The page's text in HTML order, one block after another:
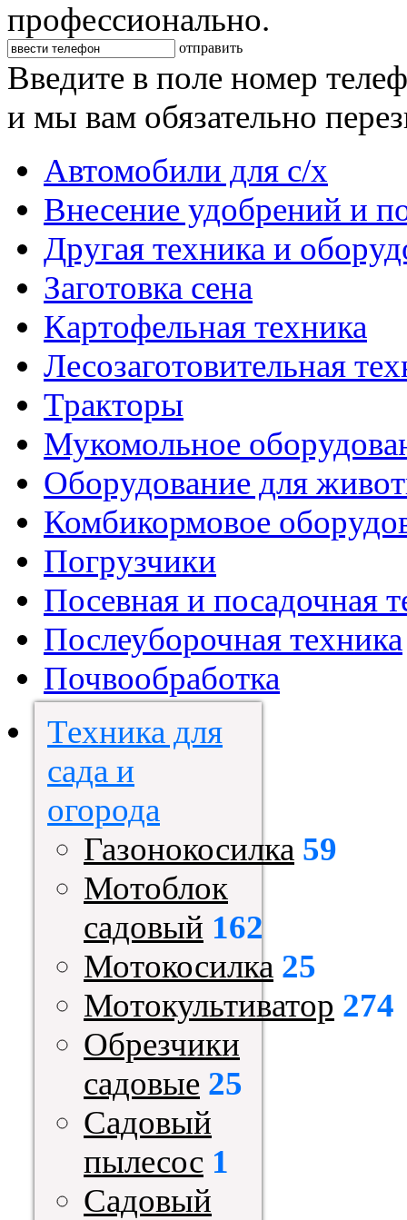
профессионально.
отправить
Введите в поле номер
и мы вам обязательно
Автомобили для с/х
Внесение удобрений и
Другая техника и
Заготовка сена
Картофельная техника
Лесозаготовительная
Тракторы
Мукомольное
Оборудование для
Комбикормовое
Погрузчики
Посевная и посадочная
Послеуборочная техника
Почвообработка
Техника для
сада и
огорода
Газонокосилка 59
Мотоблок
садовый 162
Мотокосилка 25
Мотокультиватор 274
Обрезчики
садовые 25
Садовый
пылесос 1
Садовый